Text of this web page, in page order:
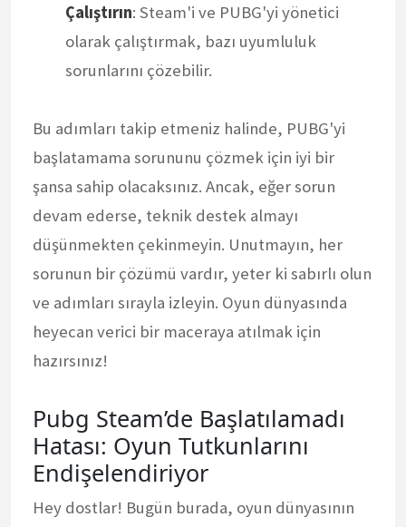
Çalıştırın: Steam'i ve PUBG'yi yönetici
olarak çalıştırmak, bazı uyumluluk
sorunlarını çözebilir.
Bu adımları takip etmeniz halinde, PUBG'yi
başlatamama sorununu çözmek için iyi bir
şansa sahip olacaksınız. Ancak, eğer sorun
devam ederse, teknik destek almayı
düşünmekten çekinmeyin. Unutmayın, her
sorunun bir çözümü vardır, yeter ki sabırlı olun
ve adımları sırayla izleyin. Oyun dünyasında
heyecan verici bir maceraya atılmak için
hazırsınız!
Pubg Steam’de Başlatılamadı
Hatası: Oyun Tutkunlarını
Endişelendiriyor
Hey dostlar! Bugün burada, oyun dünyasının